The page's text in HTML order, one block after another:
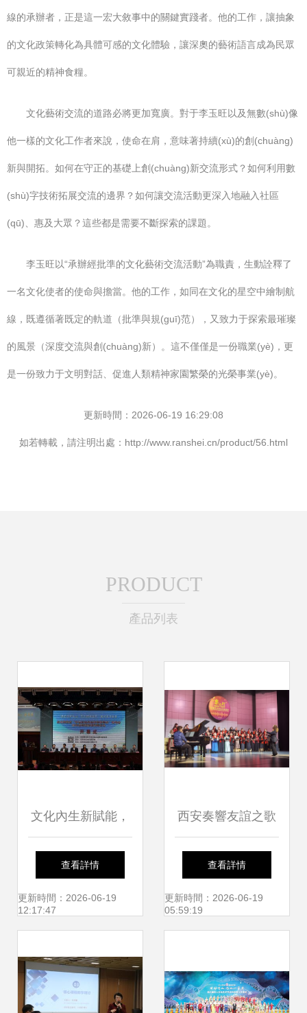
線的承辦者，正是這一宏大敘事中的關鍵實踐者。他的工作，讓抽象
的文化政策轉化為具體可感的文化體驗，讓深奧的藝術語言成為民眾
可親近的精神食糧。
文化藝術交流的道路必將更加寬廣。對于李玉旺以及無數(shù)像
他一樣的文化工作者來說，使命在肩，意味著持續(xù)的創(chuàng)
新與開拓。如何在守正的基礎上創(chuàng)新交流形式？如何利用數
(shù)字技術拓展交流的邊界？如何讓交流活動更深入地融入社區
(qū)、惠及大眾？這些都是需要不斷探索的課題。
李玉旺以“承辦經批準的文化藝術交流活動”為職責，生動詮釋了
一名文化使者的使命與擔當。他的工作，如同在文化的星空中繪制航
線，既遵循著既定的軌道（批準與規(guī)范），又致力于探索最璀璨
的風景（深度交流與創(chuàng)新）。這不僅僅是一份職業(yè)，更
是一份致力于文明對話、促進人類精神家園繁榮的光榮事業(yè)。
更新時間：2026-06-19 16:29:08
如若轉載，請注明出處：http://www.ranshei.cn/product/56.html
PRODUCT
產品列表
文化內生新賦能，
課程再造育未來
——沈河區(qū)承
文化內生與課程再
查看詳情
更新時間：2026-06-19
12:17:47
西安奏響友誼之歌
“樂之行”合唱藝術
文化交流活動圓滿
查看詳情
更新時間：2026-06-19
05:59:19